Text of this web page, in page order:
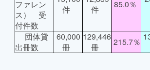
ファレン
ス） 受
付件数
件
件
85.0％
団体貸
出冊数
60,000
冊
129,446
冊
215.7％